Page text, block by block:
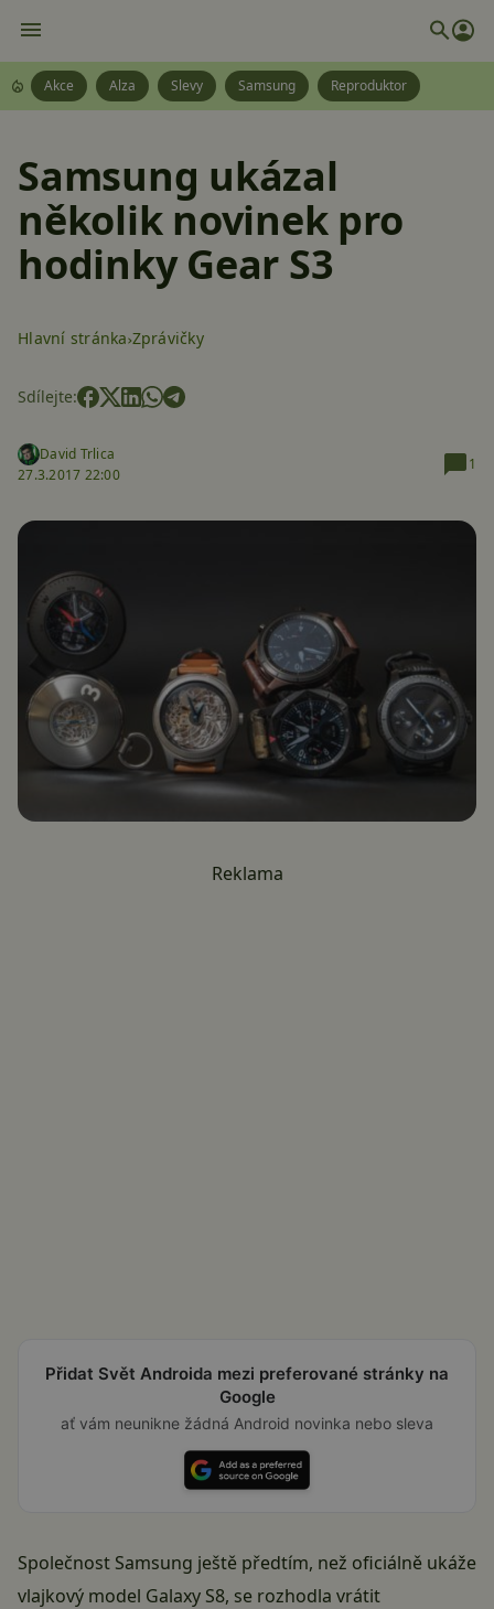
Akce Alza Slevy Samsung Reproduktor
Samsung ukázal
několik novinek pro
hodinky Gear S3
Hlavní stránka Zprávičky
Sdílejte:
David Trlica
27.3.2017 22:00
1
Reklama
Přidat Svět Androida mezi preferované stránky na
Google
ať vám neunikne žádná Android novinka nebo sleva
Společnost Samsung ještě předtím, než oficiálně ukáže
vlajkový model Galaxy S8, se rozhodla vrátit